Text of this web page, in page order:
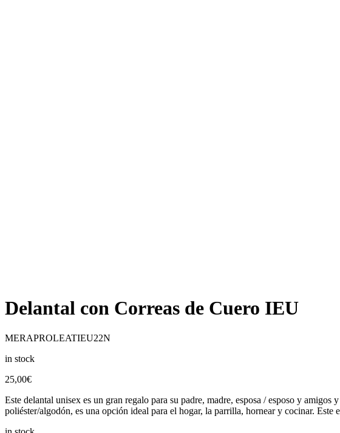
Delantal con Correas de Cuero IEU
MERAPROLEATIEU22N
in stock
25,00€
Este delantal unisex es un gran regalo para su padre, madre, esposa / esposo y
poliéster/algodón, es una opción ideal para el hogar, la parrilla, hornear y cocinar.